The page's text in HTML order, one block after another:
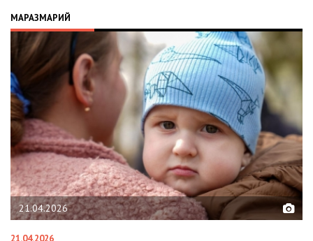
МАРАЗМАРИЙ
02.02.2026